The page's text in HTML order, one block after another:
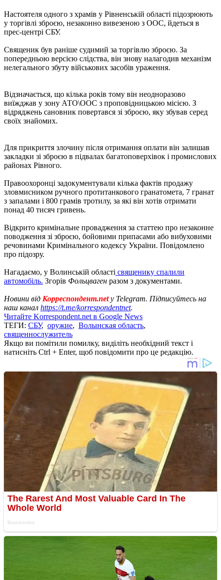
Настоятеля одного з храмів у Рівненській області підозрюють
у торгівлі зброєю, незаконно вивезеною з ООС, йдеться в
прес-центрі СБУ.
Священик був раніше судимий за торгівлю зброєю. За
попередньою версією слідства, він знову налагодив механізм
нелегального збуту військових засобів ураження.
Відзначається, що кілька років тому він неодноразово
виїжджав у зону АТО\ООС з проповідницькою місією. З
відряджень сановник повертався зі зброєю, яку збував серед
своїх знайомих.
Для прикриття злочину після отримання оплати він залишав
закладки зі зброєю в підвалах багатоповерхівок і промислових
районах Рівного.
Правоохоронці задокументували кілька фактів продажу
зловмисником ручного протитанкового гранатомета, 7 гранат
з запалами і 800 грамів тротилу, за які він хотів отримати
понад 40 тисяч гривень.
Відкрито кримінальне провадження за статтею про незаконне
поводження зі зброєю, бойовими припасами або вибуховими
речовинами Кримінального кодексу України. Повідомлено
про підозру.
Нагадаємо, у Волинській області священику спалили
автомобіль. Згорів Фольцваген разом з документами.
Новини від Корреспондент.net у Telegram. Підписуйтесь на
наш канал https://t.me/korrespondentnet.
Читайте Korrespondent.net в Google News
ТЕГИ: СБУ, оружие, Волынская область,
священнослужитель
Якщо ви помітили помилку, виділіть необхідний текст і
натисніть Ctrl + Enter, щоб повідомити про це редакцію.